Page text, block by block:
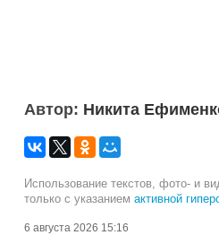
Автор: Никита
Использование текстов, фото- и
только с указанием активной
6 августа 2026 15:16